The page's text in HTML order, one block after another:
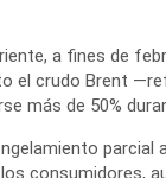
a fines de
el crudo Brent
más de 50%
parcial
consumidores,